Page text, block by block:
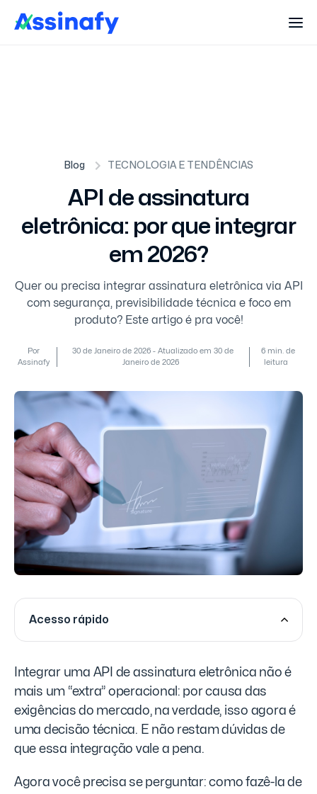
Blog TECNOLOGIA E TENDÊNCIAS
API de assinatura
eletrônica: por que integrar
em 2026?
Quer ou precisa integrar assinatura eletrônica via API
com segurança, previsibilidade técnica e foco em
produto? Este artigo é pra você!
Por
Assinafy
30 de Janeiro de 2026 - Atualizado em 30 de
Janeiro de 2026
6 min. de
leitura
Acesso rápido
Integrar uma API de assinatura eletrônica não é
mais um “extra” operacional: por causa das
exigências do mercado, na verdade, isso agora é
uma decisão técnica. E não restam dúvidas de
que essa integração vale a pena.
Agora você precisa se perguntar: como fazê-la de